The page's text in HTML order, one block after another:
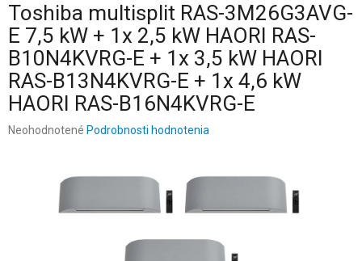
Toshiba multisplit RAS-3M26G3AVG-
E 7,5 kW + 1x 2,5 kW HAORI RAS-
B10N4KVRG-E + 1x 3,5 kW HAORI
RAS-B13N4KVRG-E + 1x 4,6 kW
HAORI RAS-B16N4KVRG-E
Priemerné
Neohodnotené Podrobnosti hodnotenia